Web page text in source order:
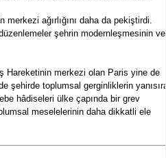
ağırlığını daha da pekiştirdi.
şehrin modernleşmesinin ve
Hareketinin merkezi olan Paris yine de
şehirde toplumsal gerginliklerin yanısıra
hâdiseleri ülke çapında bir grev
meselelerinin daha dikkatli ele